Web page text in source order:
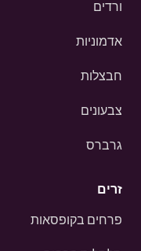
ורדים
אדמוניות
חבצלות
צבעונים
גרברס
זרים
פרחים בקופסאות